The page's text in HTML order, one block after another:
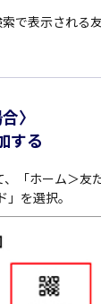
で表示される
〉
する
「ホーム＞友
」を選択。